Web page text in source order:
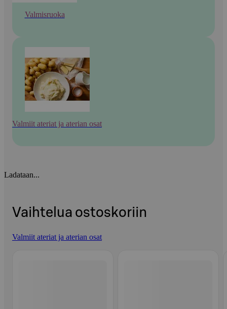
Valmisruoka
Valmiit ateriat ja aterian osat
Ladataan...
Vaihtelua ostoskoriin
Valmiit ateriat ja aterian osat